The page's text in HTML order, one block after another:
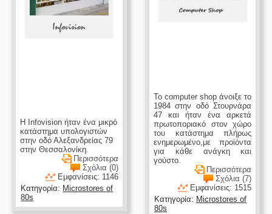
H Infovision ήταν ένα μικρό
κατάστημα υπολογιστών
στην οδό Αλεξανδρείας 79
στην Θεσσαλονίκη.
Περισσότερα
Σχόλια (0)
Εμφανίσεις: 1146
Κατηγορία: Microstores of
80s
Το computer shop άνοιξε το
1984 στην οδό Στουρνάρα
47 και ήταν ένα αρκετά
πρωτοποριακό στον χώρο
του κατάστημα πλήρως
ενημερωμένο,με προϊόντα
για κάθε ανάγκη και
γούστο.
Περισσότερα
Σχόλια (7)
Εμφανίσεις: 1515
Κατηγορία: Microstores of
80s